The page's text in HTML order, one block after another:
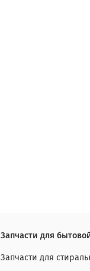
Запчасти для
Запчасти для